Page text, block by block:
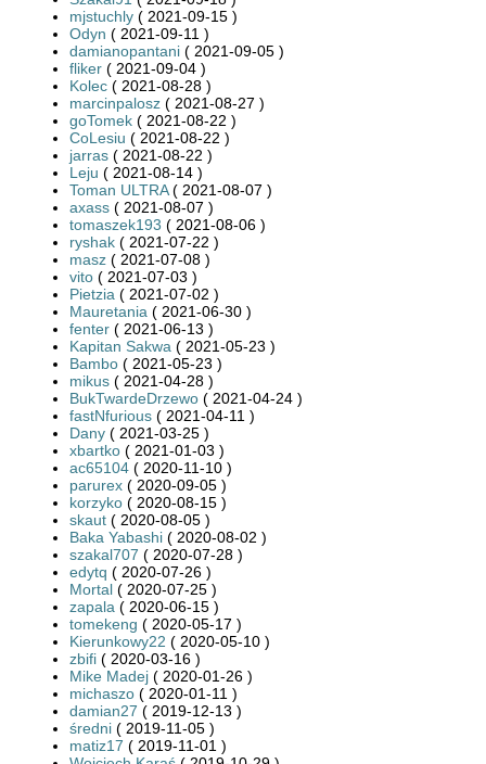
mjstuchly ( 2021-09-15 )
Odyn ( 2021-09-11 )
damianopantani ( 2021-09-05 )
fliker ( 2021-09-04 )
Kolec ( 2021-08-28 )
marcinpalosz ( 2021-08-27 )
goTomek ( 2021-08-22 )
CoLesiu ( 2021-08-22 )
jarras ( 2021-08-22 )
Leju ( 2021-08-14 )
Toman ULTRA( 2021-08-07 )
axass ( 2021-08-07 )
tomaszek193 ( 2021-08-06 )
ryshak ( 2021-07-22 )
masz ( 2021-07-08 )
vito ( 2021-07-03 )
Pietzia ( 2021-07-02 )
Mauretania ( 2021-06-30 )
fenter ( 2021-06-13 )
Kapitan Sakwa ( 2021-05-23 )
Bambo ( 2021-05-23 )
mikus ( 2021-04-28 )
BukTwardeDrzewo ( 2021-04-24 )
fastNfurious ( 2021-04-11 )
Dany ( 2021-03-25 )
xbartko ( 2021-01-03 )
ac65104 ( 2020-11-10 )
parurex ( 2020-09-05 )
korzyko ( 2020-08-15 )
skaut ( 2020-08-05 )
Baka Yabashi ( 2020-08-02 )
szakal707 ( 2020-07-28 )
edytq ( 2020-07-26 )
Mortal ( 2020-07-25 )
zapala ( 2020-06-15 )
tomekeng ( 2020-05-17 )
Kierunkowy22 ( 2020-05-10 )
zbifi ( 2020-03-16 )
Mike Madej ( 2020-01-26 )
michaszo ( 2020-01-11 )
damian27 ( 2019-12-13 )
średni ( 2019-11-05 )
matiz17 ( 2019-11-01 )